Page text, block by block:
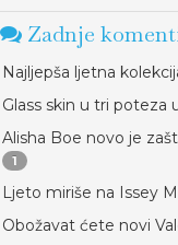
Zadnje
Najljepša ljetna
Glass skin u tri poteza
Alisha Boe novo je
1
Ljeto miriše na Issey
Obožavat ćete novi